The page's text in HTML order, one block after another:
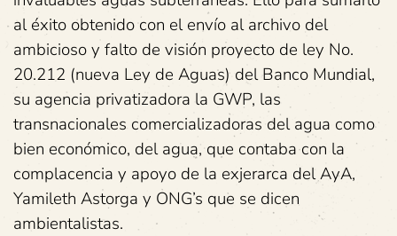
al éxito obtenido con el envío al archivo del
ambicioso y falto de visión proyecto de ley No.
20.212 (nueva Ley de Aguas) del Banco Mundial,
su agencia privatizadora la GWP, las
transnacionales comercializadoras del agua como
bien económico, del agua, que contaba con la
complacencia y apoyo de la exjerarca del AyA,
Yamileth Astorga y ONG’s que se dicen
ambientalistas.